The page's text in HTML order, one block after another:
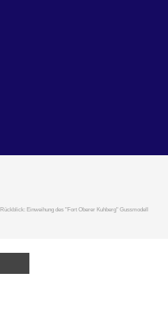
Rückblick: Einweihung des "Fort Oberer Kuhberg" Gussmodell